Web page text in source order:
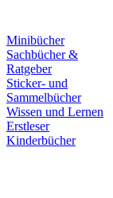
Minibücher
Sachbücher &
Ratgeber
Sticker- und
Sammelbücher
Wissen und Lernen
Erstleser
Kinderbücher